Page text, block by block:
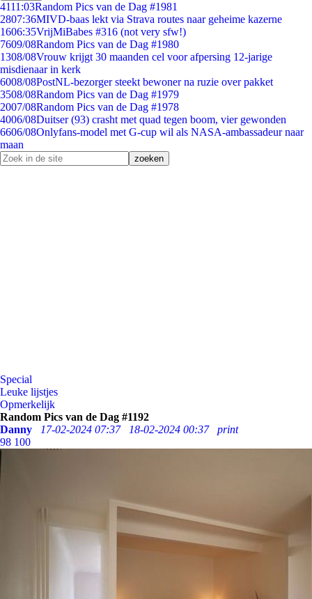
4111:03Random Pics van de Dag #1981
2807:36MIVD-baas lekt via Strava routes naar geheime kazerne
1606:35VrijMiBabes #316 (not very sfw!)
7609/08Random Pics van de Dag #1980
1308/08Vrouw krijgt 30 maanden cel voor afpersing 12-jarige
misdienaar in kerk
6008/08PostNL-bezorger steekt bewoner na ruzie over pakket
3508/08Random Pics van de Dag #1979
2007/08Random Pics van de Dag #1978
4006/08Duitser (93) crasht met quad tegen boom, vier gewonden
6606/08Onlyfans-model met G-cup wil als NASA-ambassadeur naar
maan
Special
Leuke lijstjes
Opmerkelijk
Random Pics van de Dag #1192
Danny
17-02-2024 07:37 18-02-2024 00:37
print
98 100